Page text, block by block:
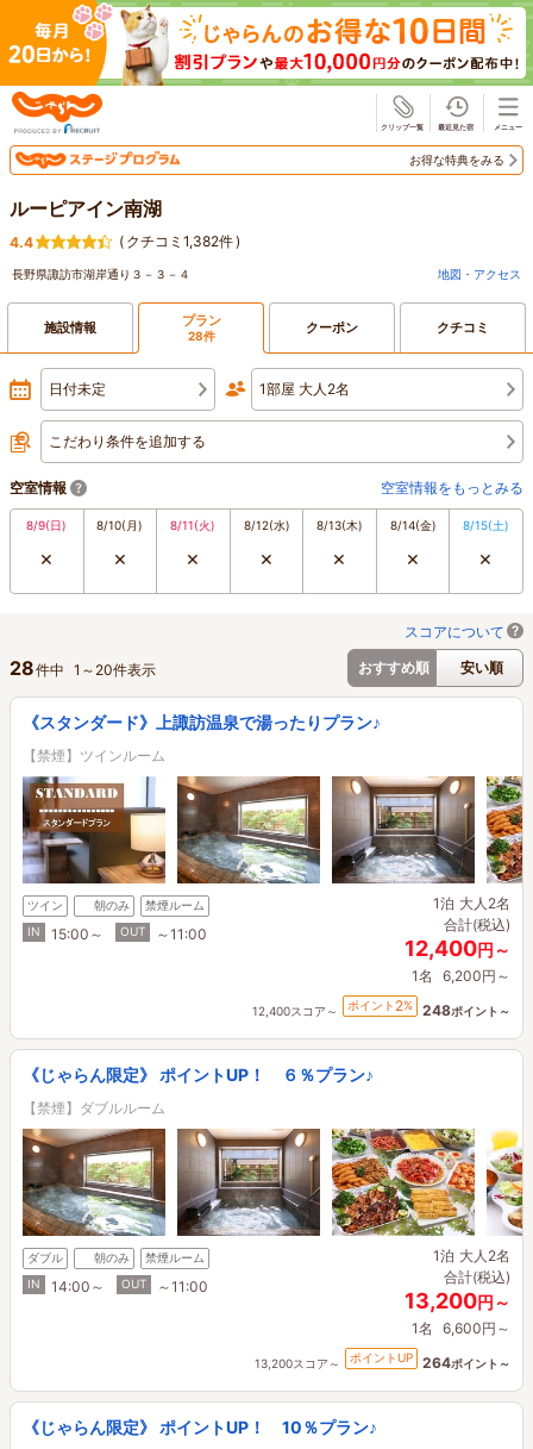
お得な特典をみる
ルーピアイン南湖
4.4 ( クチコミ1,382件)
長野県諏訪市湖岸通り３－３－４ 地図・アクセス
施設情報 プラン
28件 クーポン クチコミ
日付未定 1部屋 大人2名
こだわり条件を追加する
空室情報 空室情報をもっとみる
8/9(日)
×
8/10(月)
×
8/11(火)
×
8/12(水)
×
8/13(木)
×
8/14(金)
×
8/15(土)
×
スコアについて
おすすめ順
安い順
28件中 1 ～ 20件表示
《スタンダード》上諏訪温泉で湯ったりプラン♪
【禁煙】ツインルーム
ツイン 朝のみ
禁煙ルーム
IN
15:00～ OUT ～11:00
1泊 大人2名
合計(税込)
12,400円～
1名 6,200円～
12,400スコア～ ポイント 2% 248ポイント～
《じゃらん限定》 ポイントUP！ ６％プラン♪
【禁煙】ダブルルーム
ダブル 朝のみ
禁煙ルーム
IN
14:00～ OUT ～11:00
1泊 大人2名
合計(税込)
13,200円～
1名 6,600円～
13,200スコア～ ポイントUP 264ポイント～
《じゃらん限定》 ポイントUP！ 10％プラン♪